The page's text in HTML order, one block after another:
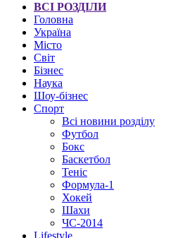
ВСІ РОЗДІЛИ
Головна
Україна
Місто
Світ
Бізнес
Наука
Шоу-бізнес
Спорт
Всі новини розділу
Футбол
Бокс
Баскетбол
Теніс
Формула-1
Хокей
Шахи
ЧС-2014
Lifestyle